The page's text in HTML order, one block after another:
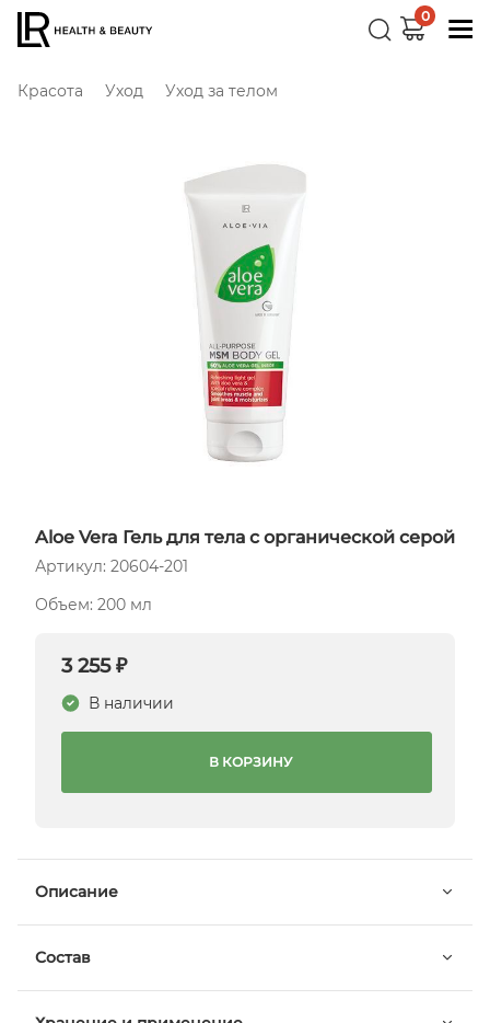
0
Красота Уход Уход за телом
Aloe Vera Гель для тела с органической серой
Артикул: 20604-201
Объем: 200 мл
3 255 ₽
В наличии
В КОРЗИНУ
Описание
Состав